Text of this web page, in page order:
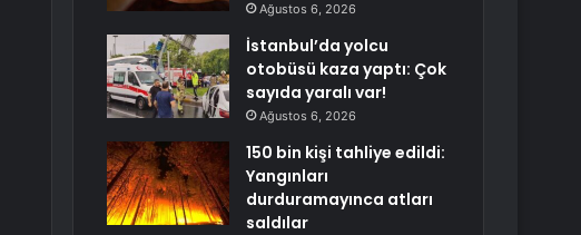
Ağustos 6, 2026
İstanbul’da yolcu
otobüsü kaza yaptı: Çok
sayıda yaralı var!
Ağustos 6, 2026
150 bin kişi tahliye edildi:
Yangınları
durduramayınca atları
saldılar